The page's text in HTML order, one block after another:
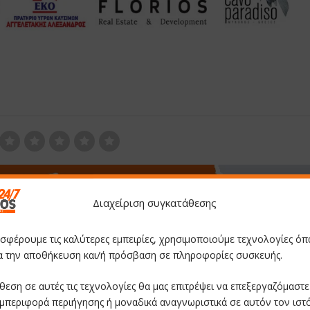
Διαχείριση συγκατάθεσης
τις καλύτερες εμπειρίες, χρησιμοποιούμε τεχνολογίες
την αποθήκευση και/ή πρόσβαση σε πληροφορίες συσκευής.
σε αυτές τις τεχνολογίες θα μας επιτρέψει να
περιήγησης ή μοναδικά αναγνωριστικά σε αυτόν τον